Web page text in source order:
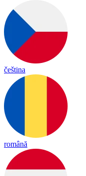
čeština
română